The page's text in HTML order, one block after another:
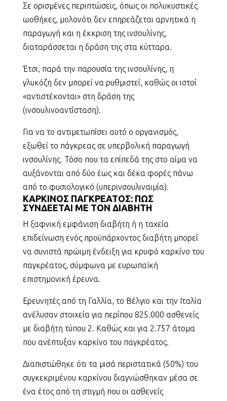
Σε ορισμένες περιπτώσεις, όπως οι πολυκυστικές
ωοθήκες, μολονότι δεν επηρεάζεται αρνητικά η
παραγωγή και η έκκριση της ινσουλίνης,
διαταράσσεται η δράση της στα κύτταρα.
Έτσι, παρά την παρουσία της ινσουλίνης, η
γλυκόζη δεν μπορεί να ρυθμιστεί, καθώς οι ιστοί
«αντιστέκονται» στη δράση της
(ινσουλινοαντίσταση).
Για να το αντιμετωπίσει αυτό ο οργανισμός,
εξωθεί το πάγκρεας σε υπερβολική παραγωγή
ινσουλίνης. Τόσο που τα επίπεδά της στο αίμα να
αυξάνονται από δύο έως και δέκα φορές πάνω
από το φυσιολογικό (υπερινσουλιναιμία).
ΚΑΡΚΙΝΟΣ ΠΑΓΚΡΕΑΤΟΣ: ΠΩΣ
ΣΥΝΔΕΕΤΑΙ ΜΕ ΤΟΝ ΔΙΑΒΗΤΗ
Η ξαφνική εμφάνιση διαβήτη ή η ταχεία
επιδείνωση ενός προϋπάρχοντος διαβήτη μπορεί
να συνιστά πρώιμη ένδειξη για κρυφό καρκίνο του
παγκρέατος, σύμφωνα με ευρωπαϊκή
επιστημονική έρευνα.
Ερευνητές από τη Γαλλία, το Βέλγιο και την Ιταλία
ανέλυσαν στοιχεία για περίπου 825.000 ασθενείς
με διαβήτη τύπου 2. Kαθώς και για 2.757 άτομα
που ανέπτυξαν καρκίνο του παγκρέατος.
Διαπιστώθηκε ότι τα μισά περιστατικά (50%) του
συγκεκριμένου καρκίνου διαγνώσθηκαν μέσα σε
ένα έτος από τη στιγμή που οι ασθενείς